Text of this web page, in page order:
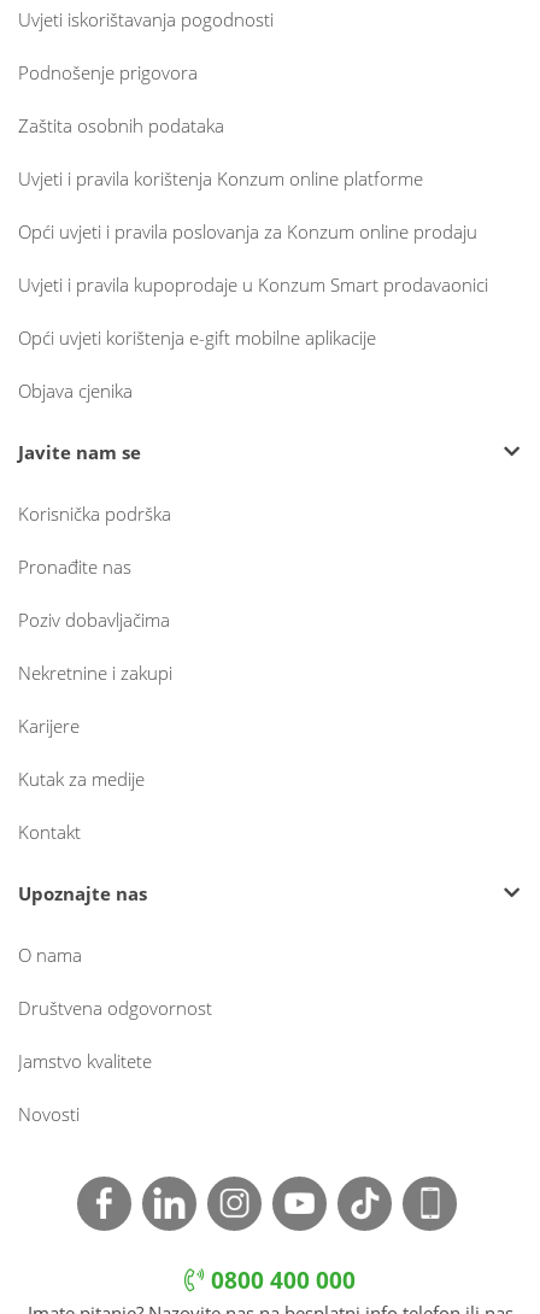
Uvjeti iskorištavanja pogodnosti
Podnošenje prigovora
Zaštita osobnih podataka
Uvjeti i pravila korištenja Konzum online platforme
Opći uvjeti i pravila poslovanja za Konzum online prodaju
Uvjeti i pravila kupoprodaje u Konzum Smart prodavaonici
Opći uvjeti korištenja e-gift mobilne aplikacije
Objava cjenika
Javite nam se
Korisnička podrška
Pronađite nas
Poziv dobavljačima
Nekretnine i zakupi
Karijere
Kutak za medije
Kontakt
Upoznajte nas
O nama
Društvena odgovornost
Jamstvo kvalitete
Novosti
0800 400 000